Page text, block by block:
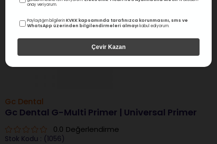
Gc Dental
Gc Dental G-Multi Primer | Universal Primer
0.0 Değerlendirme
Stok Kodu (1056)
onay veriyorum.
Paylaştığım bilgilerinKVKK kapsamında tarafınızca korunmasını, sms ve
WhatsApp üzerinden bilgilendirmeleri almayı kabul ediyorum.
Çevir Kazan